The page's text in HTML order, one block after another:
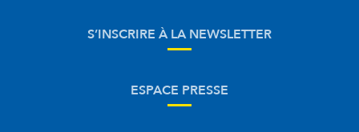
S’INSCRIRE À LA NEWSLETTER
ESPACE PRESSE